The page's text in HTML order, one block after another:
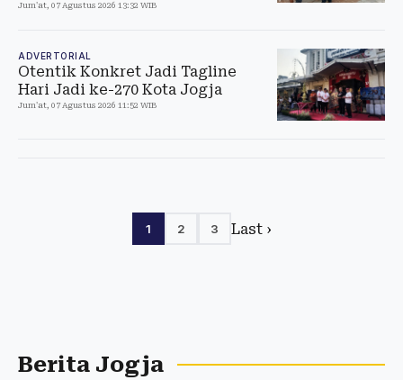
Jum'at, 07 Agustus 2026 13:32 WIB
ADVERTORIAL
Otentik Konkret Jadi Tagline
Hari Jadi ke-270 Kota Jogja
Jum'at, 07 Agustus 2026 11:52 WIB
1 2 3 Last ›
Berita Jogja